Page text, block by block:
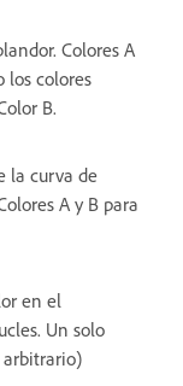
Colores A
los colores
B.
la curva de
A y B para
en el
Un solo
arbitrario)